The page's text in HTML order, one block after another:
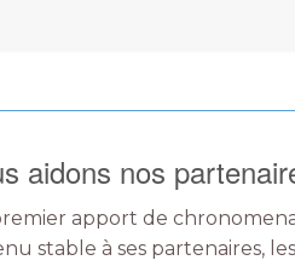
aidons nos
apport de
stable à ses partenaires,